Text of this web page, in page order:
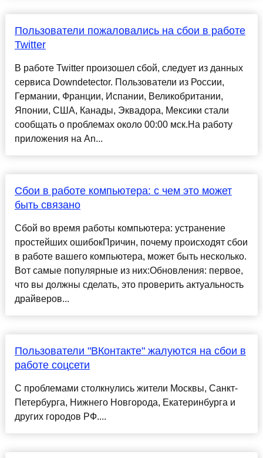
Пользователи пожаловались на сбои в работе
Twitter
В работе Twitter произошел сбой, следует из данных
сервиса Downdetector. Пользователи из России,
Германии, Франции, Испании, Великобритании,
Японии, США, Канады, Эквадора, Мексики стали
сообщать о проблемах около 00:00 мск.На работу
приложения на An...
Сбои в работе компьютера: с чем это может
быть связано
Сбой во время работы компьютера: устранение
простейших ошибокПричин, почему происходят сбои
в работе вашего компьютера, может быть несколько.
Вот самые популярные из них:Обновления: первое,
что вы должны сделать, это проверить актуальность
драйверов...
Пользователи "ВКонтакте" жалуются на сбои в
работе соцсети
С проблемами столкнулись жители Москвы, Санкт-
Петербурга, Нижнего Новгорода, Екатеринбурга и
других городов РФ....